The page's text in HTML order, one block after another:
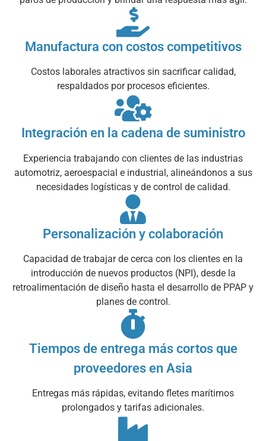
Manufactura con costos competitivos
Costos laborales atractivos sin sacrificar calidad,
respaldados por procesos eficientes.
Integración en la cadena de suministro
Experiencia trabajando con clientes de las industrias
automotriz, aeroespacial e industrial, alineándonos a sus
necesidades logísticas y de control de calidad.
Personalización y colaboración
Capacidad de trabajar de cerca con los clientes en la
introducción de nuevos productos (NPI), desde la
retroalimentación de diseño hasta el desarrollo de PPAP y
planes de control.
Tiempos de entrega más cortos que
proveedores en Asia
Entregas más rápidas, evitando fletes marítimos
prolongados y tarifas adicionales.